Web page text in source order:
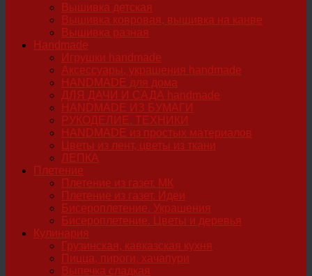
Вышивка детская
Вышивка ковровая, вышивка на канве
Вышивка разная
Handmade
Игрушки handmade
Аксессуары, украшения handmade
HANDMADE для дома
ДЛЯ ДАЧИ И САДА handmade
HANDMADE ИЗ БУМАГИ
РУКОДЕЛИЕ. ТЕХНИКИ
HANDMADE из простых материалов
Цветы из лент, цветы из ткани
ЛЕПКА
Плетение
Плетение из газет. МК
Плетение из газет. Идеи
Бисероплетение. Украшения
Бисероплетение. Цветы и деревья
Кулинария
Грузинская, кавказская кухня
Пицца, пироги, хачапури
Выпечка сладкая